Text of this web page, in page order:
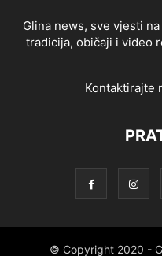
Glina news, sve vjesti
tradicija, običaji i video
Kontaktirajte
© Copyright 2020 -